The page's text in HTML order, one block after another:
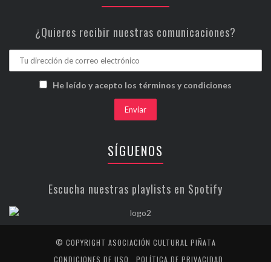
¿Quieres recibir nuestras comunicaciones?
He leído y acepto los términos y condiciones
SÍGUENOS
Escucha nuestras playlists en Spotify
© COPYRIGHT ASOCIACIÓN CULTURAL PIÑATA
CONDICIONES DE USO
POLÍTICA DE PRIVACIDAD